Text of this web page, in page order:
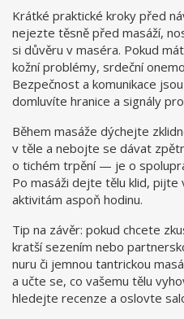
Krátké praktické kroky před
nejezte těsně před masáží,
si důvěru v maséra. Pokud
kožní problémy, srdeční
Bezpečnost a komunikace
domluvíte hranice a signály
Během masáže dýchejte
v těle a nebojte se dávat
o tichém trpění — je o
Po masáži dejte tělu klid, pijte
aktivitám aspoň hodinu.
Tip na závěr: pokud chcete
kratší sezením nebo
nuru či jemnou tantrickou
a učte se, co vašemu tělu
hledejte recenze a oslovte